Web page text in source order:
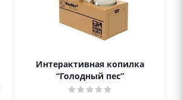
Интерактивная копилка
“Голодный пес”